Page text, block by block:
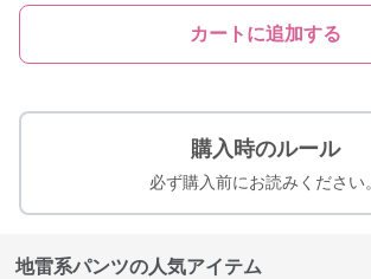
カートに追加する
購入時のルール
必ず購入前にお読みください。
地雷系パンツの人気アイテム